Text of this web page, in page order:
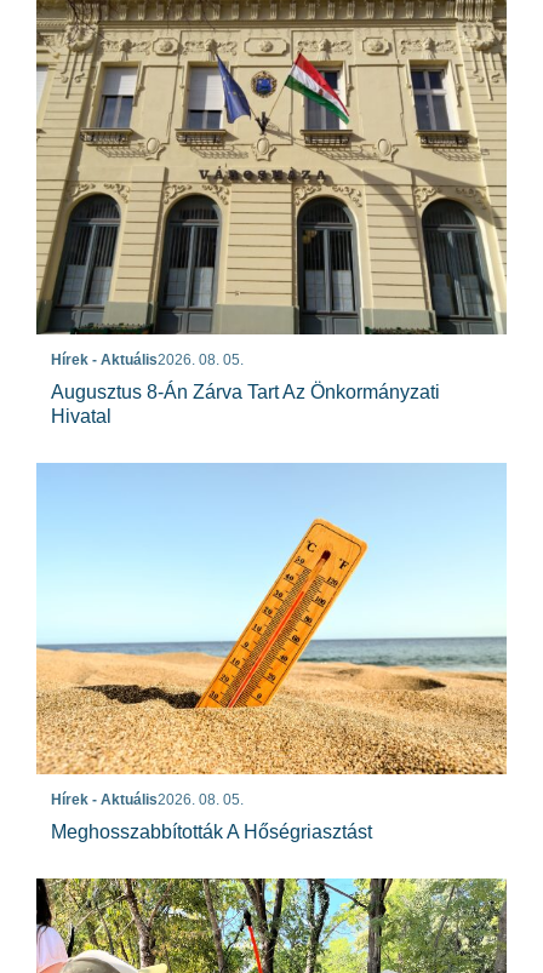
Hírek - Aktuális2026. 08. 05.
Augusztus 8-Án Zárva Tart Az Önkormányzati
Hivatal
Hírek - Aktuális2026. 08. 05.
Meghosszabbították A Hőségriasztást